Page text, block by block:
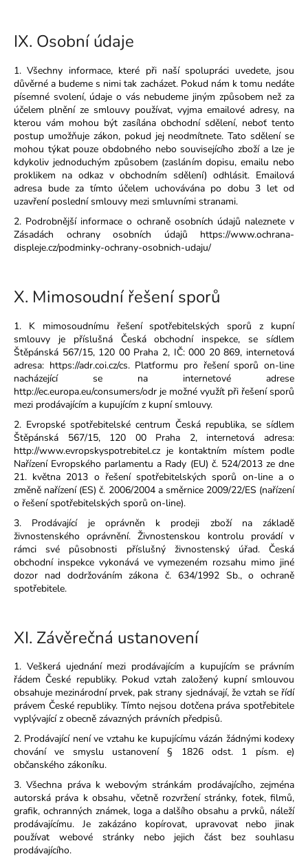
IX. Osobní údaje
1. Všechny informace, které při naší spolupráci uvedete, jsou
důvěrné a budeme s nimi tak zacházet. Pokud nám k tomu nedáte
písemné svolení, údaje o vás nebudeme jiným způsobem než za
účelem plnění ze smlouvy používat, vyjma emailové adresy, na
kterou vám mohou být zasílána obchodní sdělení, neboť tento
postup umožňuje zákon, pokud jej neodmítnete. Tato sdělení se
mohou týkat pouze obdobného nebo souvisejícího zboží a lze je
kdykoliv jednoduchým způsobem (zasláním dopisu, emailu nebo
proklikem na odkaz v obchodním sdělení) odhlásit. Emailová
adresa bude za tímto účelem uchovávána po dobu 3 let od
uzavření poslední smlouvy mezi smluvními stranami.
2. Podrobnější informace o ochraně osobních údajů naleznete v
Zásadách ochrany osobních údajů https://www.ochrana-
displeje.cz/podminky-ochrany-osobnich-udaju/
X. Mimosoudní řešení sporů
1. K mimosoudnímu řešení spotřebitelských sporů z kupní
smlouvy je příslušná Česká obchodní inspekce, se sídlem
Štěpánská 567/15, 120 00 Praha 2, IČ: 000 20 869, internetová
adresa: https://adr.coi.cz/cs. Platformu pro řešení sporů on-line
nacházející se na internetové adrese
http://ec.europa.eu/consumers/odr je možné využít při řešení sporů
mezi prodávajícím a kupujícím z kupní smlouvy.
2. Evropské spotřebitelské centrum Česká republika, se sídlem
Štěpánská 567/15, 120 00 Praha 2, internetová adresa:
http://www.evropskyspotrebitel.cz je kontaktním místem podle
Nařízení Evropského parlamentu a Rady (EU) č. 524/2013 ze dne
21. května 2013 o řešení spotřebitelských sporů on-line a o
změně nařízení (ES) č. 2006/2004 a směrnice 2009/22/ES (nařízení
o řešení spotřebitelských sporů on-line).
3. Prodávající je oprávněn k prodeji zboží na základě
živnostenského oprávnění. Živnostenskou kontrolu provádí v
rámci své působnosti příslušný živnostenský úřad. Česká
obchodní inspekce vykonává ve vymezeném rozsahu mimo jiné
dozor nad dodržováním zákona č. 634/1992 Sb., o ochraně
spotřebitele.
XI. Závěrečná ustanovení
1. Veškerá ujednání mezi prodávajícím a kupujícím se právním
řádem České republiky. Pokud vztah založený kupní smlouvou
obsahuje mezinárodní prvek, pak strany sjednávají, že vztah se řídí
právem České republiky. Tímto nejsou dotčena práva spotřebitele
vyplývající z obecně závazných právních předpisů.
2. Prodávající není ve vztahu ke kupujícímu vázán žádnými kodexy
chování ve smyslu ustanovení § 1826 odst. 1 písm. e)
občanského zákoníku.
3. Všechna práva k webovým stránkám prodávajícího, zejména
autorská práva k obsahu, včetně rozvržení stránky, fotek, filmů,
grafik, ochranných známek, loga a dalšího obsahu a prvků, náleží
prodávajícímu. Je zakázáno kopírovat, upravovat nebo jinak
používat webové stránky nebo jejich část bez souhlasu
prodávajícího.